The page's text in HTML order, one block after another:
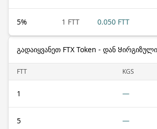
5% 1 FTT 0.050 FTT
გადაიყვანეთ FTX Token - დან
FTT KGS
1 —
5 —